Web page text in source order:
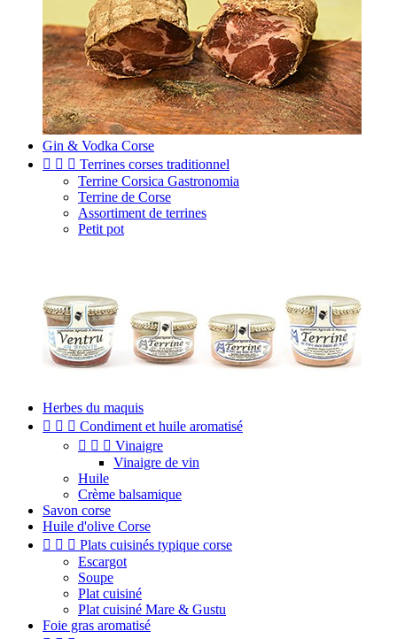
Gin & Vodka Corse
   Terrines corses traditionnel
Terrine Corsica Gastronomia
Terrine de Corse
Assortiment de terrines
Petit pot
Herbes du maquis
   Condiment et huile aromatisé
   Vinaigre
Vinaigre de vin
Huile
Crème balsamique
Savon corse
Huile d'olive Corse
   Plats cuisinés typique corse
Escargot
Soupe
Plat cuisiné
Plat cuisiné Mare & Gustu
Foie gras aromatisé